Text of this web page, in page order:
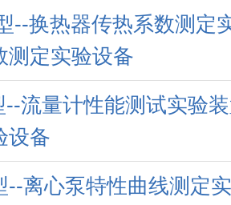
--换热器传热系数测定
测定实验设备
--流量计性能测试实验
设备
--离心泵特性曲线测定